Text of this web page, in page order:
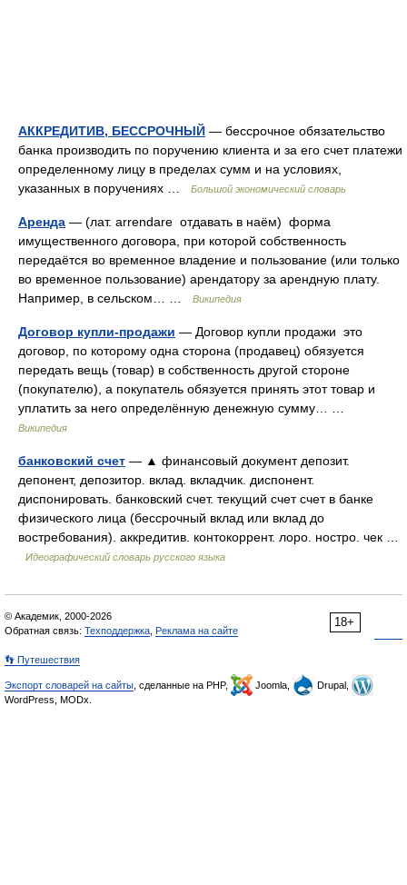
АККРЕДИТИВ, БЕССРОЧНЫЙ — бессрочное обязательство
банка производить по поручению клиента и за его счет платежи
определенному лицу в пределах сумм и на условиях,
указанных в поручениях …
Большой экономический словарь
Аренда — (лат. arrendare отдавать в наём) форма
имущественного договора, при которой собственность
передаётся во временное владение и пользование (или только
во временное пользование) арендатору за арендную плату.
Например, в сельском… …
Википедия
Договор купли-продажи — Договор купли продажи это
договор, по которому одна сторона (продавец) обязуется
передать вещь (товар) в собственность другой стороне
(покупателю), а покупатель обязуется принять этот товар и
уплатить за него определённую денежную сумму… …
Википедия
банковский счет — ▲ финансовый документ депозит.
депонент, депозитор. вклад. вкладчик. диспонент.
диспонировать. банковский счет. текущий счет счет в банке
физического лица (бессрочный вклад или вклад до
востребования). аккредитив. контокоррент. лоро. ностро. чек …
Идеографический словарь русского языка
18+
© Академик, 2000-2026
Обратная связь: Техподдержка Реклама на сайте
👣 Путешествия
Экспорт словарей на сайты , сделанные на PHP, Joomla,
Drupal,
WordPress, MODx.